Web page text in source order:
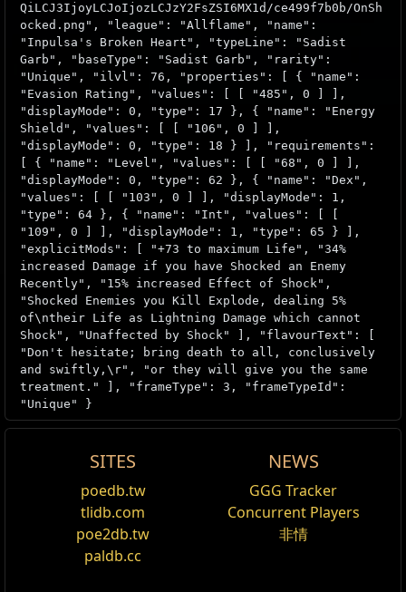
QiLCJ3IjoyLCJoIjozLCJzY2FsZSI6MX1d/ce499f7b0b/OnSh
ocked.png", "league": "Allflame", "name":
"Inpulsa's Broken Heart", "typeLine": "Sadist
Garb", "baseType": "Sadist Garb", "rarity":
"Unique", "ilvl": 76, "properties": [ { "name":
"Evasion Rating", "values": [ [ "485", 0 ] ],
"displayMode": 0, "type": 17 }, { "name": "Energy
Shield", "values": [ [ "106", 0 ] ],
"displayMode": 0, "type": 18 } ], "requirements":
[ { "name": "Level", "values": [ [ "68", 0 ] ],
"displayMode": 0, "type": 62 }, { "name": "Dex",
"values": [ [ "103", 0 ] ], "displayMode": 1,
"type": 64 }, { "name": "Int", "values": [ [
"109", 0 ] ], "displayMode": 1, "type": 65 } ],
"explicitMods": [ "+73 to maximum Life", "34%
increased Damage if you have Shocked an Enemy
Recently", "15% increased Effect of Shock",
"Shocked Enemies you Kill Explode, dealing 5%
of\ntheir Life as Lightning Damage which cannot
Shock", "Unaffected by Shock" ], "flavourText": [
"Don't hesitate; bring death to all, conclusively
and swiftly,\r", "or they will give you the same
treatment." ], "frameType": 3, "frameTypeId":
"Unique" }
Inpulsa's Broken
Heart
Mechanics
SITES
poedb.tw
tlidb.com
poe2db.tw
paldb.cc
NEWS
GGG Tracker
Concurrent Players
非情